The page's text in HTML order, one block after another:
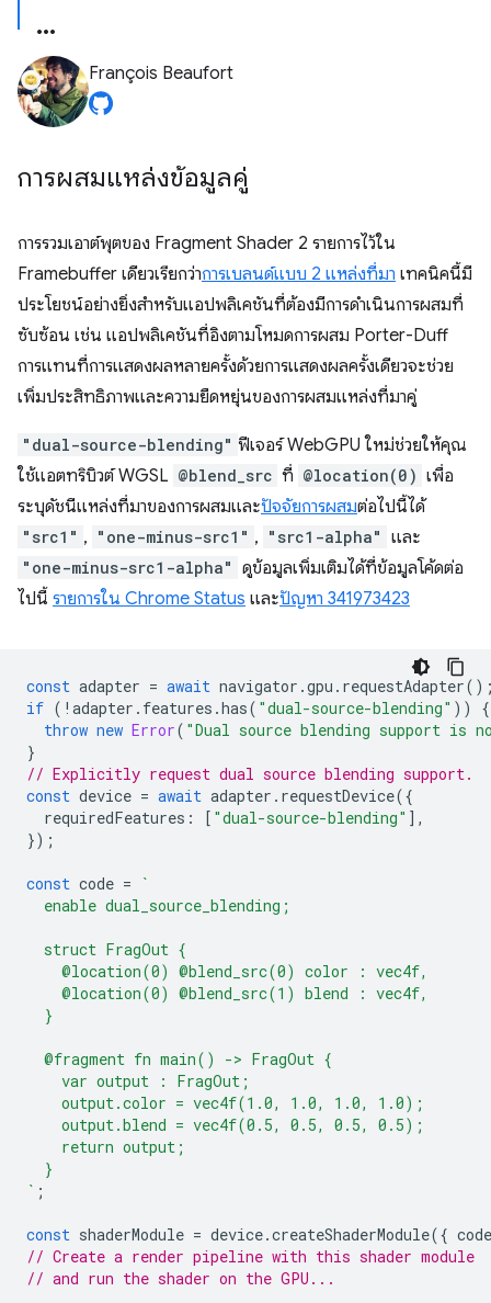
François Beaufort
การผสมแหล่งข้อมูลคู่
การรวมเอาต์พุตของ Fragment Shader 2 รายการไว้ใน
Framebuffer เดียวเรียกว่าการเบลนด์แบบ 2 แหล่งที่มา เทคนิคนี้มี
ประโยชน์อย่างยิ่งสำหรับแอปพลิเคชันที่ต้องมีการดำเนินการผสมที่
ซับซ้อน เช่น แอปพลิเคชันที่อิงตามโหมดการผสม Porter-Duff
การแทนที่การแสดงผลหลายครั้งด้วยการแสดงผลครั้งเดียวจะช่วย
เพิ่มประสิทธิภาพและความยืดหยุ่นของการผสมแหล่งที่มาคู่
"dual-source-blending" ฟีเจอร์ WebGPU ใหม่ช่วยให้คุณ
ใช้แอตทริบิวต์ WGSL @blend_src ที่ @location(0) เพื่อ
ระบุดัชนีแหล่งที่มาของการผสมและปัจจัยการผสมต่อไปนี้ได้
"src1" , "one-minus-src1" , "src1-alpha" และ
"one-minus-src1-alpha" ดูข้อมูลเพิ่มเติมได้ที่ข้อมูลโค้ดต่อ
ไปนี้ รายการใน Chrome Status และปัญหา 341973423
const adapter = await navigator .gpu . requestAdapter
if ( ! adapter . features .has( "dual-source-blending" ))
{
throw new Error( "Dual source blending support is
}
// Explicitly request dual source blending support.
const device = await adapter . requestDevice({
requiredFeatures : [ "dual-source-blending" ],
});
const code =
`
  enable dual_source_blending;
  struct FragOut {
    @location(0) @blend_src(0) color : vec4f,
    @location(0) @blend_src(1) blend : vec4f,
  }
  @fragment fn main() -> FragOut {
    var output : FragOut;
    output.color = vec4f(1.0, 1.0, 1.0, 1.0);
    output.blend = vec4f(0.5, 0.5, 0.5, 0.5);
    return output;
  }
` ;
const shaderModule = device.createShaderModule({ code
// Create a render pipeline with this shader module
// and run the shader on the GPU...